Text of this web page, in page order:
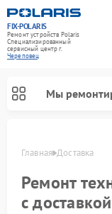
FIX-POLARIS
Ремонт устройств Polaris
Специализированный
cервисный центр г.
Череповец
Мы
Главная Доставка
Ремонт
с